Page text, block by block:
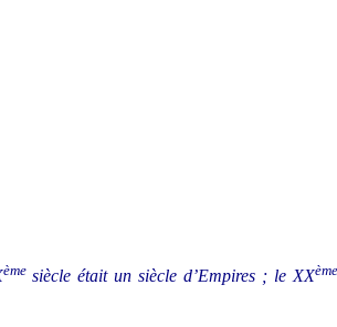
èmesiècle était un siècle d’Empires ; le XXème